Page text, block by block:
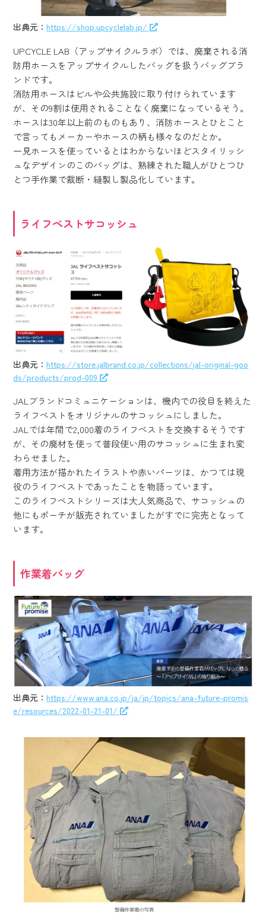
出典元：https://shop.upcyclelab.jp/
UPCYCLE LAB（アップサイクルラボ）では、廃棄される消
防用ホースをアップサイクルしたバッグを扱うバッグブラ
ンドです。
消防用ホースはビルや公共施設に取り付けられています
が、その9割は使用されることなく廃棄になっているそう。
ホースは30年以上前のものもあり、消防ホースとひとこと
で言ってもメーカーやホースの柄も様々なのだとか。
一見ホースを使っているとはわからないほどスタイリッシ
ュなデザインのこのバッグは、熟練された職人がひとつひ
とつ手作業で裁断・縫製し製品化しています。
ライフベストサコッシュ
出典元：https://store.jalbrand.co.jp/collections/jal-original-goo
ds/products/prod-009
JALブランドコミュニケーションは、機内での役目を終えた
ライフベストをオリジナルのサコッシュにしました。
JALでは年間で2,000着のライフベストを交換するそうです
が、その廃材を使って普段使い用のサコッシュに生まれ変
わらせました。
着用方法が描かれたイラストや赤いパーツは、かつては現
役のライフベストであったことを物語っています。
このライフベストシリーズは大人気商品で、サコッシュの
他にもポーチが販売されていましたがすでに完売となって
います。
作業着バッグ
出典元：https://www.ana.co.jp/ja/jp/topics/ana-future-promis
e/resources/2022-01-21-01/